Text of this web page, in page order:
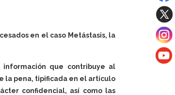
en el caso Metástasis, la
que contribuye al
la pena, tipificada en el artículo
confidencial, así como las